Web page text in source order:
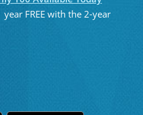
FREE with the 2-year